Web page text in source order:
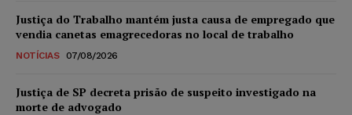
Justiça do Trabalho mantém justa causa de empregado que
vendia canetas emagrecedoras no local de trabalho
NOTÍCIAS 07/08/2026
Justiça de SP decreta prisão de suspeito investigado na
morte de advogado